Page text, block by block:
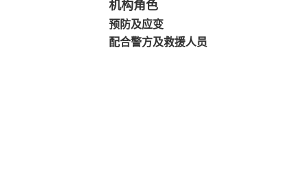
机构角色
预防及应变
配合警方及救援人员